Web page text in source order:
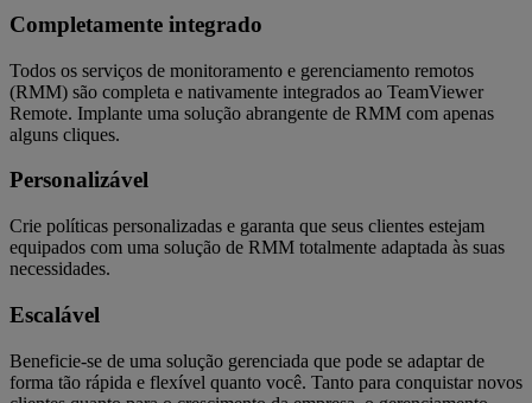
Completamente integrado
Todos os serviços de monitoramento e gerenciamento remotos
(RMM) são completa e nativamente integrados ao TeamViewer
Remote. Implante uma solução abrangente de RMM com apenas
alguns cliques.
Personalizável
Crie políticas personalizadas e garanta que seus clientes estejam
equipados com uma solução de RMM totalmente adaptada às suas
necessidades.
Escalável
Beneficie-se de uma solução gerenciada que pode se adaptar de
forma tão rápida e flexível quanto você. Tanto para conquistar novos